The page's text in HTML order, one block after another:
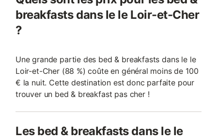
breakfasts dans le le Loir-et-Cher
?
Une grande partie des bed & breakfasts dans le le
Loir-et-Cher (88 %) coûte en général moins de 100
€ la nuit. Cette destination est donc parfaite pour
trouver un bed & breakfast pas cher !
Les bed & breakfasts dans le le